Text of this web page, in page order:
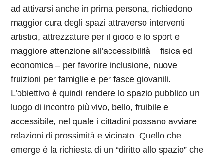
ad attivarsi anche in prima persona, richiedono
maggior cura degli spazi attraverso interventi
artistici, attrezzature per il gioco e lo sport e
maggiore attenzione all’accessibilità – fisica ed
economica – per favorire inclusione, nuove
fruizioni per famiglie e per fasce giovanili.
L’obiettivo è quindi rendere lo spazio pubblico un
luogo di incontro più vivo, bello, fruibile e
accessibile, nel quale i cittadini possano avviare
relazioni di prossimità e vicinato.Quello che
emerge è la richiesta di un “diritto allo spazio” che